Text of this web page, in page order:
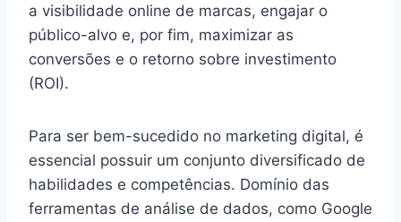
a visibilidade online de marcas, engajar o
público-alvo e, por fim, maximizar as
conversões e o retorno sobre investimento
(ROI).
Para ser bem-sucedido no marketing digital, é
essencial possuir um conjunto diversificado de
habilidades e competências. Domínio das
ferramentas de análise de dados, como Google